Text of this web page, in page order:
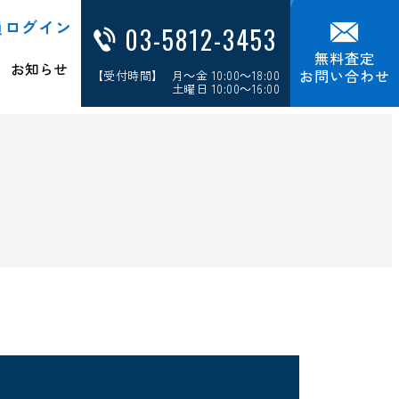
グイン
お知らせ
03-5812-3453
【受付時間】 月～金 10:00～18:00
土曜日 10:00～16:00
無料査定
お問い合わせ